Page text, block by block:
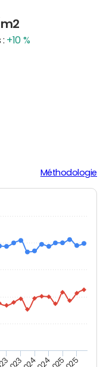
: +10 %
Méthodologie